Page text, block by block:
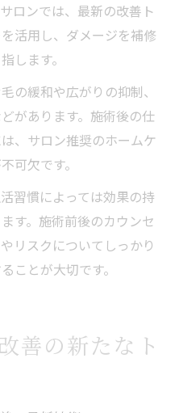
ロンでは、最新の改善ト
活用し、ダメージを補修
します。
の緩和や広がりの抑制、
があります。施術後の仕
、サロン推奨のホームケ
可欠です。
習慣によっては効果の持
す。施術前後のカウンセ
リスクについてしっかり
ことが大切です。
善の新たなト